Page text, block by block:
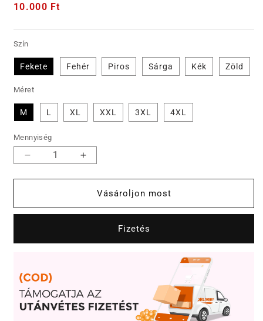
Normál
10.000 Ft
Szín
Fekete Fehér Piros Sárga Kék Zöld
Méret
M L XL XXL 3XL 4XL
Mennyiség
ujjú
mennyiségének
💟
hosszú
ujjú
mennyiségének
Vásároljon most
Fizetés